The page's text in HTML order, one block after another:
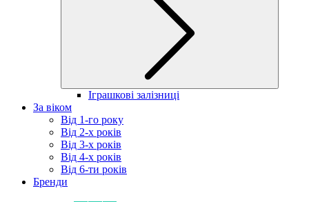
Іграшкові залізниці
За віком
Від 1-го року
Від 2-х років
Від 3-х років
Від 4-х років
Від 6-ти років
Бренди